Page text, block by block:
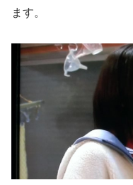
ます。